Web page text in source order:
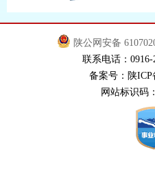
陕公网安备
联系电话：
备案号：陕ICP
网站标识码